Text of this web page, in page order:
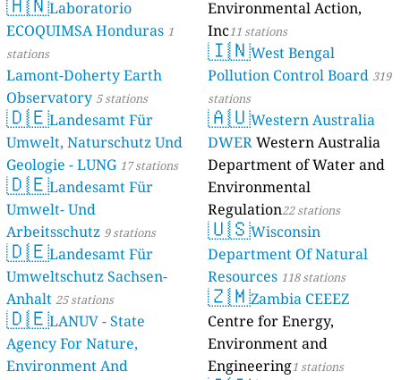
Laboratorio
ECOQUIMSA Honduras 1
stations
Lamont-Doherty Earth
Observatory 5 stations
🇩🇪Landesamt Für
Umwelt, Naturschutz Und
Geologie - LUNG 17 stations
🇩🇪Landesamt Für
Umwelt- Und
Arbeitsschutz 9 stations
🇩🇪Landesamt Für
Umweltschutz Sachsen-
Anhalt 25 stations
🇩🇪LANUV - State
Agency For Nature,
Environment And
Environmental Action,
Inc11 stations
🇮🇳West Bengal
Pollution Control Board 319
stations
🇦🇺Western Australia
DWERWestern Australia
Department of Water and
Environmental
Regulation22 stations
🇺🇸Wisconsin
Department Of Natural
Resources 118 stations
🇿🇲Zambia CEEEZ
Centre for Energy,
Environment and
Engineering1 stations